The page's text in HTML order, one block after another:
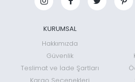
KURUMSAL
Hakkımızda
Güvenlik
Teslimat ve İade Şartları
Kargo Seçenekleri